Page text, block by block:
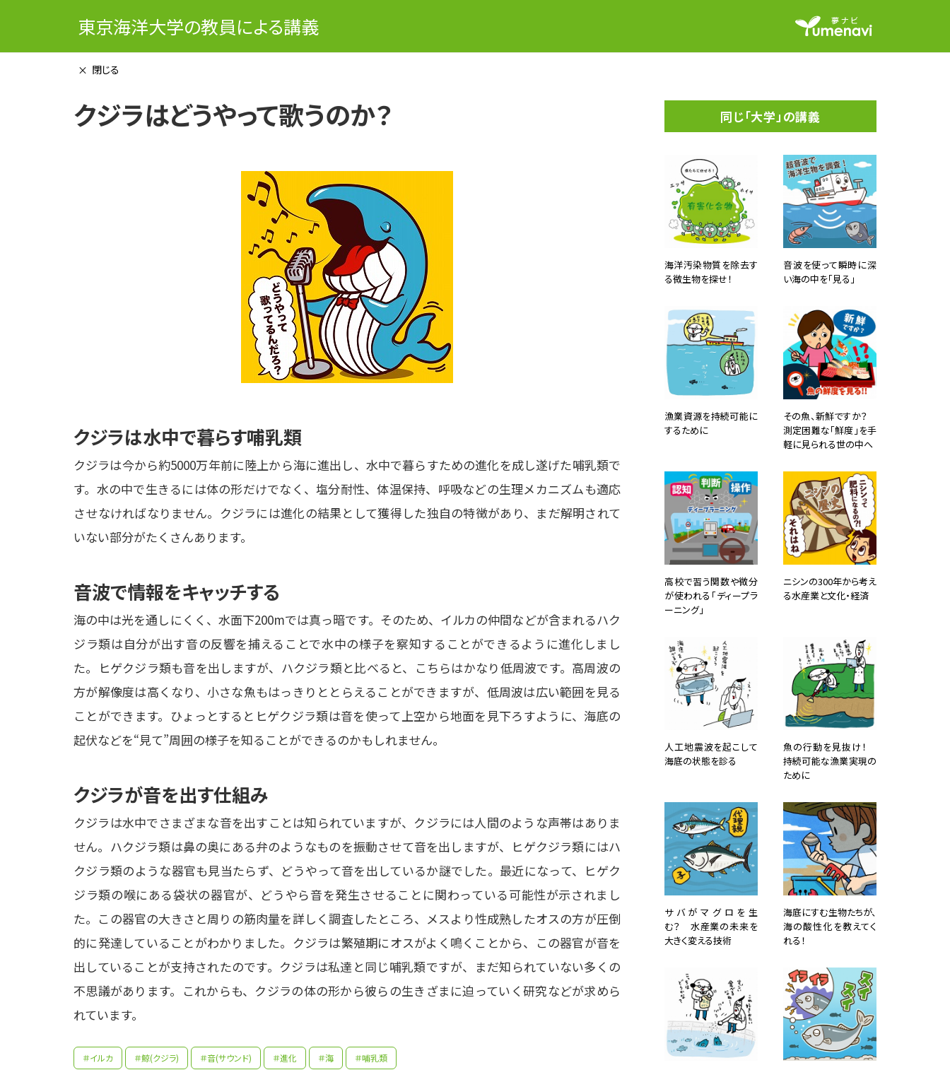
東京海洋大学の教員による講義
閉じる
クジラはどうやって歌うのか？
クジラは水中で暮らす哺乳類
クジラは今から約5000万年前に陸上から海に進出し、水中で暮らすための進化を成し遂げた哺乳類で
す。水の中で生きるには体の形だけでなく、塩分耐性、体温保持、呼吸などの生理メカニズムも適応
させなければなりません。クジラには進化の結果として獲得した独自の特徴があり、まだ解明されて
いない部分がたくさんあります。
音波で情報をキャッチする
海の中は光を通しにくく、水面下200mでは真っ暗です。そのため、イルカの仲間などが含まれるハク
ジラ類は自分が出す音の反響を捕えることで水中の様子を察知することができるように進化しまし
た。ヒゲクジラ類も音を出しますが、ハクジラ類と比べると、こちらはかなり低周波です。高周波の
方が解像度は高くなり、小さな魚もはっきりととらえることができますが、低周波は広い範囲を見る
ことができます。ひょっとするとヒゲクジラ類は音を使って上空から地面を見下ろすように、海底の
起伏などを“見て”周囲の様子を知ることができるのかもしれません。
クジラが音を出す仕組み
クジラは水中でさまざまな音を出すことは知られていますが、クジラには人間のような声帯はありま
せん。ハクジラ類は鼻の奥にある弁のようなものを振動させて音を出しますが、ヒゲクジラ類にはハ
クジラ類のような器官も見当たらず、どうやって音を出しているか謎でした。最近になって、ヒゲク
ジラ類の喉にある袋状の器官が、どうやら音を発生させることに関わっている可能性が示されまし
た。この器官の大きさと周りの筋肉量を詳しく調査したところ、メスより性成熟したオスの方が圧倒
的に発達していることがわかりました。クジラは繁殖期にオスがよく鳴くことから、この器官が音を
出していることが支持されたのです。クジラは私達と同じ哺乳類ですが、まだ知られていない多くの
不思議があります。これからも、クジラの体の形から彼らの生きざまに迫っていく研究などが求めら
れています。
＃イルカ ＃鯨(クジラ) ＃音(サウンド) ＃進化 ＃海 ＃哺乳類
同じ「大学」の講義
海洋汚染物質を除去す
る微生物を探せ！
音波を使って瞬時に深
い海の中を「見る」
漁業資源を持続可能に
するために
その魚、新鮮ですか？
測定困難な「鮮度」を手
軽に見られる世の中へ
高校で習う関数や微分
が使われる「ディープラ
ーニング」
ニシンの300年から考え
る水産業と文化・経済
人工地震波を起こして
海底の状態を診る
魚の行動を見抜け！
持続可能な漁業実現の
ために
サバがマグロを生
む？ 水産業の未来を
大きく変える技術
海底にすむ生物たちが、
海の酸性化を教えてく
れる！